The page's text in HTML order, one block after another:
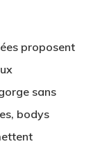
proposent
sans
bodys